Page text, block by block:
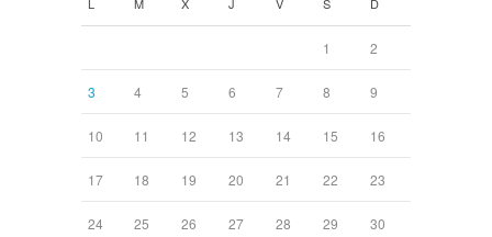
1 2
3 4 5 6 7 8 9
10 11 12 13 14 15 16
17 18 19 20 21 22 23
24 25 26 27 28 29 30